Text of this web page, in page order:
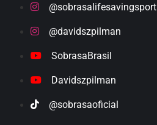
@sobrasalifesavingsport
@davidszpilman
SobrasaBrasil
Davidszpilman
@sobrasaoficial